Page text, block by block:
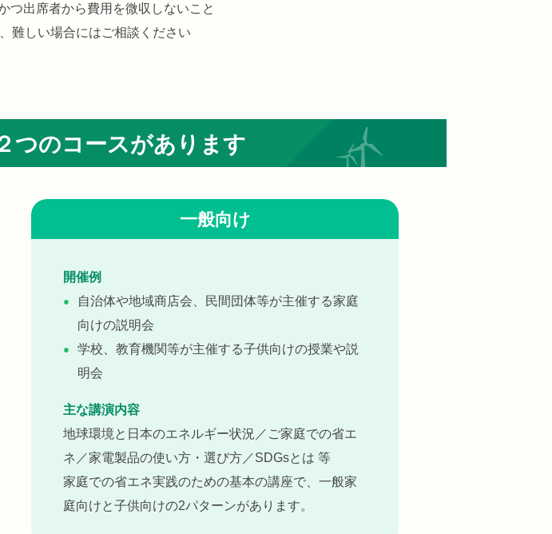
つ出席者から費用を微収しないこと
難しい場合にはご相談ください
つのコースがあります
一般向け
開催例
自治体や地域商店会、民間団体等が主催する家庭
向けの説明会
学校、教育機関等が主催する子供向けの授業や説
明会
主な講演内容
地球環境と日本のエネルギー状況／ご家庭での省エ
ネ／家電製品の使い方・選び方／SDGsとは 等
家庭での省エネ実践のための基本の講座で、一般家
庭向けと子供向けの2パターンがあります。